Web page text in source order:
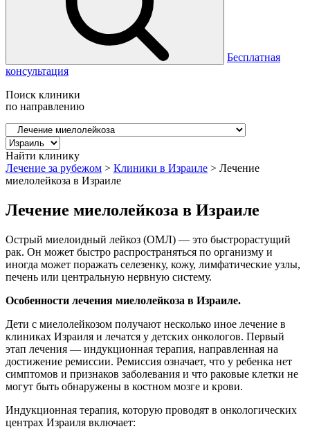
Бесплатная
консультация
Поиск клиники
по направлению
Найти клинику
Лечение за рубежом > Клиники в Израиле > Лечение
миелолейкоза в Израиле
Лечение миелолейкоза в Израиле
Острый миелоидный лейкоз (ОМЛ) — это быстрорастущий
рак. Он может быстро распространяться по организму и
иногда может поражать селезенку, кожу, лимфатические узлы,
печень или центральную нервную систему.
Особенности лечения миелолейкоза в Израиле.
Дети с миелолейкозом получают несколько иное лечение в
клиниках Израиля и лечатся у детских онкологов. Первый
этап лечения — индукционная терапия, направленная на
достижение ремиссии. Ремиссия означает, что у ребенка нет
симптомов и признаков заболевания и что раковые клетки не
могут быть обнаружены в костном мозге и крови.
Индукционная терапия, которую проводят в онкологических
центрах Израиля включает: